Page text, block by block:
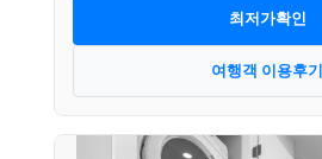
최저가확인
여행객 이용후기